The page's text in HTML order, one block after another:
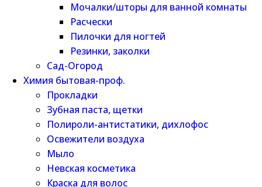
Мочалки/шторы для ванной комнаты
Расчески
Пилочки для ногтей
Резинки, заколки
Сад-Огород
Химия бытовая-проф.
Прокладки
Зубная паста, щетки
Полироли-антистатики, дихлофос
Освежители воздуха
Мыло
Невская косметика
Краска для волос